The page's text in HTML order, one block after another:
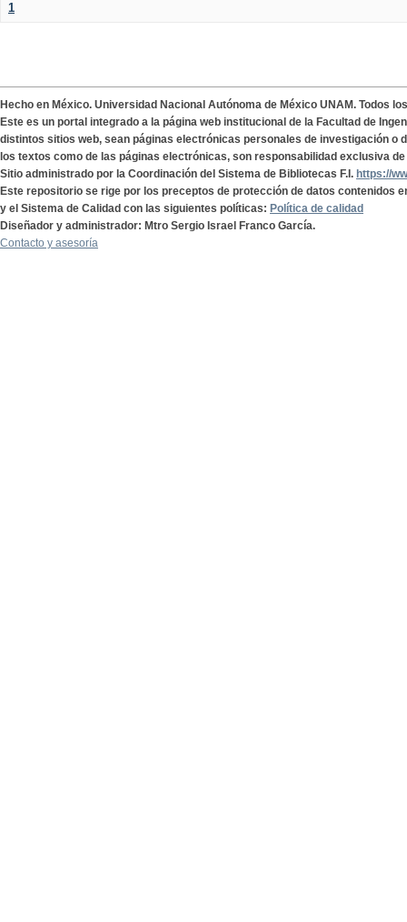
1
Hecho en México. Universidad Nacional Autónoma de México UNAM. Todos
Este es un portal integrado a la página web institucional de la Facultad de
distintos sitios web, sean páginas electrónicas personales de investigación o
los textos como de las páginas electrónicas, son responsabilidad exclusiva
Sitio administrado por la Coordinación del Sistema de Bibliotecas F.I. https://
Este repositorio se rige por los preceptos de protección de datos contenidos
y el Sistema de Calidad con las siguientes políticas: Política de calidad
Diseñador y administrador: Mtro Sergio Israel Franco García.
Contacto y asesoría